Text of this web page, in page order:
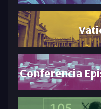
Conferencia